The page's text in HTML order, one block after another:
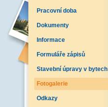
Pracovní doba
Dokumenty
Informace
Formuláře zápisů
Stavební úpravy v bytech
Fotogalerie
Odkazy